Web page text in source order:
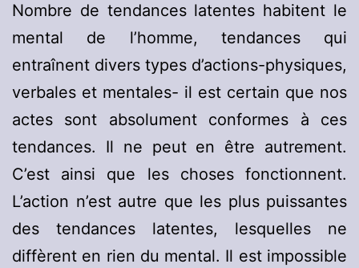
Nombre de tendances latentes habitent le
mental de l’homme, tendances qui
entraînent divers types d’actions-physiques,
verbales et mentales- il est certain que nos
actes sont absolument conformes à ces
tendances. Il ne peut en être autrement.
C’est ainsi que les choses fonctionnent.
L’action n’est autre que les plus puissantes
des tendances latentes, lesquelles ne
diffèrent en rien du mental. Il est impossible